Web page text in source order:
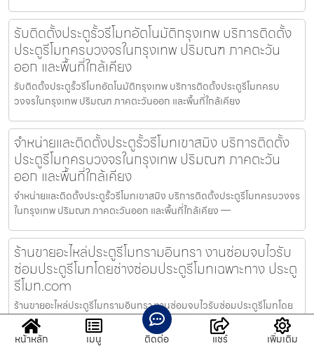
รับติดตั้งประตูรั้วรีโมทอัตโนมัติกรุงเทพ บริการติดตั้ง
ประตูรีโมทครบวงจรในกรุงเทพ ปริมณฑ ภาคตะวัน
ออก และพื้นที่ใกล้เคียง
รับติดตั้งประตูรั้วรีโมทอัตโนมัติกรุงเทพ บริการติดตั้งประตูรีโมทครบ
วงจรในกรุงเทพ ปริมณฑ ภาคตะวันออก และพื้นที่ใกล้เคียง
จำหน่ายและติดตั้งประตูรั้วรีโมทเขาสมิง บริการติดตั้ง
ประตูรีโมทครบวงจรในกรุงเทพ ปริมณฑ ภาคตะวัน
ออก และพื้นที่ใกล้เคียง
จำหน่ายและติดตั้งประตูรั้วรีโมทเขาสมิง บริการติดตั้งประตูรีโมทครบวงจร
ในกรุงเทพ ปริมณฑ ภาคตะวันออก และพื้นที่ใกล้เคียง —
ร้านขายอะไหล่ประตูรีโมทรามอินทรา งานซ่อมจบไวรับ
ซ่อมประตูรีโมทโดยช่างซ่อมประตูรีโมทเฉพาะทาง ประตู
รีโมท.com
ร้านขายอะไหล่ประตูรีโมทรามอินทรา งานซ่อมจบไวรับซ่อมประตูรีโมทโดย
ช่างซ่อมประตูรีโมทเฉพาะทาง ประตูรีโมท.com — บริการรับติด
หน้าหลัก
เมนู ติดต่อ แชร์ เพิ่มเติม